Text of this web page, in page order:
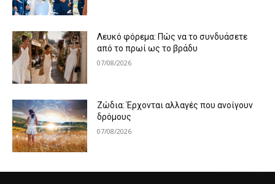
Λευκό φόρεμα: Πώς να το συνδυάσετε
από το πρωί ως το βράδυ
07/08/2026
Ζώδια: Έρχονται αλλαγές που ανοίγουν
δρόμους
07/08/2026